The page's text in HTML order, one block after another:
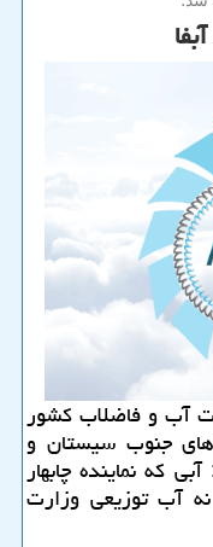
آب و فاضلاب كشور
جنوب سیستان و
كه نماینده چابهار
آب توزیعی وزارت